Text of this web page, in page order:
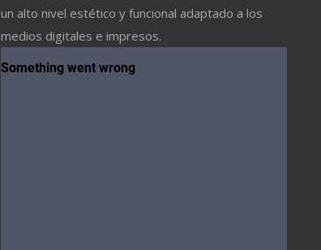
un alto nivel estético y funcional adaptado a los
medios digitales e impresos.